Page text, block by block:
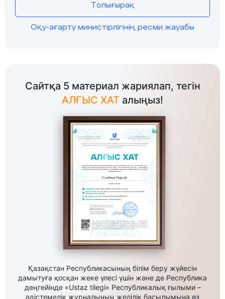
Толығырақ
Оқу-ағарту министірлігінің ресми жауабы
Сайтқа 5 материал жариялап, тегін
АЛҒЫС ХАТ алыңыз!
Қазақстан Республикасының білім беру жүйесін
дамытуға қосқан жеке үлесі үшін және де Республика
деңгейінде «Ustaz tilegi» Республикалық ғылыми –
әдістемелік журналының желілік басылымына өз